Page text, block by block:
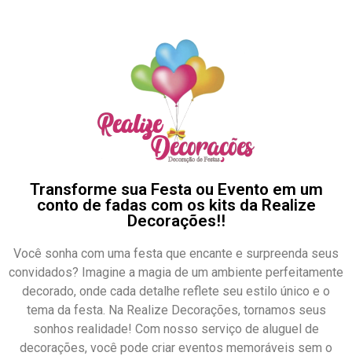
Transforme sua Festa ou Evento em um
conto de fadas com os kits da Realize
Decorações!!
Você sonha com uma festa que encante e surpreenda seus
convidados? Imagine a magia de um ambiente perfeitamente
decorado, onde cada detalhe reflete seu estilo único e o
tema da festa. Na Realize Decorações, tornamos seus
sonhos realidade! Com nosso serviço de aluguel de
decorações, você pode criar eventos memoráveis sem o